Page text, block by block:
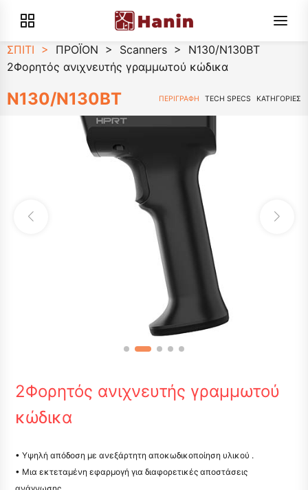
ΣΠΙΤΙ > ΠΡΟΪΟΝ > Scanners >
N130/N130BT
2Φορητός ανιχνευτής γραμμωτού κώδικα
N130/N130BT ΠΕΡΙΓΡΑΦΗ TECH SPECS ΚΑΤΗΓΟΡΙΕΣ
2Φορητός ανιχνευτής γραμμωτού
κώδικα
• Υψηλή απόδοση με ανεξάρτητη αποκωδικοποίηση υλικού .
• Μια εκτεταμένη εφαρμογή για διαφορετικές αποστάσεις